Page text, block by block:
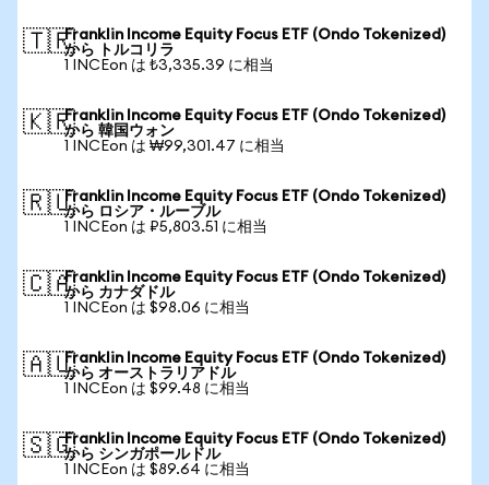
🇹🇷Franklin Income Equity Focus ETF (Ondo Tokenized)
から トルコリラ
1 INCEon は ₺3,335.39 に相当
🇰🇷Franklin Income Equity Focus ETF (Ondo Tokenized)
から 韓国ウォン
1 INCEon は ₩99,301.47 に相当
🇷🇺Franklin Income Equity Focus ETF (Ondo Tokenized)
から ロシア・ルーブル
1 INCEon は ₽5,803.51 に相当
🇨🇦Franklin Income Equity Focus ETF (Ondo Tokenized)
から カナダドル
1 INCEon は $98.06 に相当
🇦🇺Franklin Income Equity Focus ETF (Ondo Tokenized)
から オーストラリアドル
1 INCEon は $99.48 に相当
🇸🇬Franklin Income Equity Focus ETF (Ondo Tokenized)
から シンガポールドル
1 INCEon は $89.64 に相当